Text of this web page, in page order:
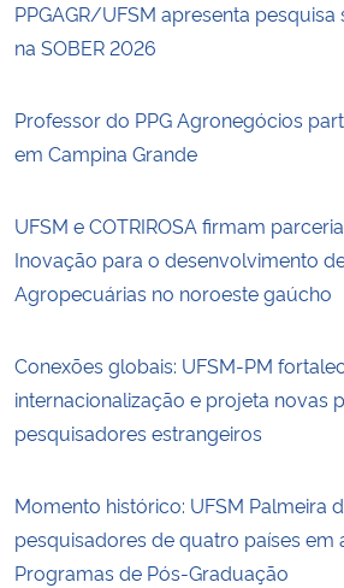
PPGAGR/UFSM apresenta
na SOBER 2026
Professor do PPG Agronegócios
em Campina Grande
UFSM e COTRIROSA firmam
Inovação para o desenvolvimento
Agropecuárias no noroeste gaúcho
Conexões globais: UFSM-PM
internacionalização e projeta novas
pesquisadores estrangeiros
Momento histórico: UFSM Palmeira
pesquisadores de quatro países em
Programas de Pós-Graduação